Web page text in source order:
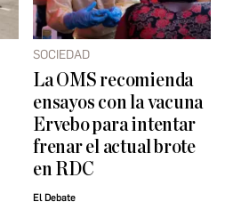
SOCIEDAD
La OMS recomienda
ensayos con la vacuna
Ervebo para intentar
frenar el actual brote
en RDC
El Debate